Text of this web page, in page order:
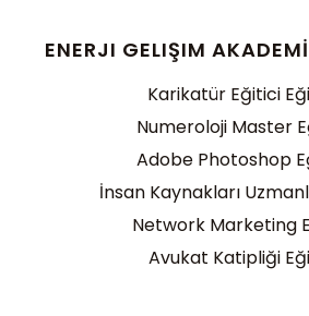
ENERJI GELIŞIM
Karikatür Eğitici
Numeroloji Master
Adobe Photoshop
İnsan Kaynakları
Network Marketing
Avukat Katipliği